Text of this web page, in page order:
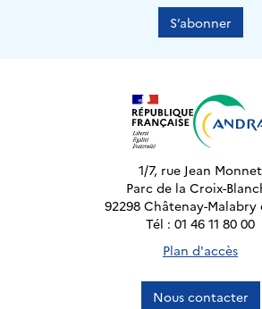
S’abonner
1/7, rue Jean Monnet
Parc de la Croix-
92298 Châtenay-Malabry
Tél : 01 46 11 80 00
Plan d'accès
Nous contacter